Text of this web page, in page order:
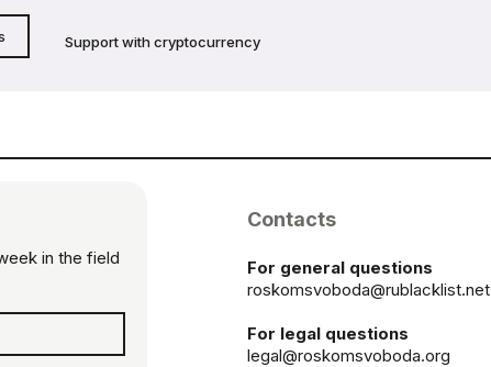
Support with cryptocurrency
in the field
Contacts
For general questions
roskomsvoboda@rublacklist.net
For legal questions
legal@roskomsvoboda.org